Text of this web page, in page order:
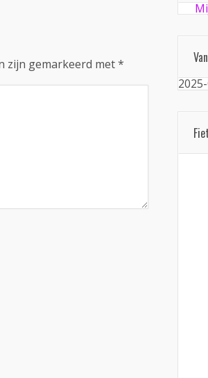
zijn gemarkeerd met*